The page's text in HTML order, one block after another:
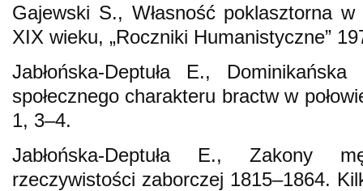
Gajewski S., Własność poklasztorna
XIX wieku, „Roczniki Humanistyczne”
Jabłońska-Deptuła E.,
społecznego charakteru bractw w
1, 3–4.
Jabłońska-Deptuła E., Zakony
rzeczywistości zaborczej 1815–1864.